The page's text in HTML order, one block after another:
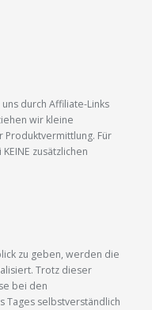
durch Affiliate-Links
wir kleine
Für
zusätzlichen
zu geben, werden die
Trotz dieser
bei den
Tages selbstverständlich